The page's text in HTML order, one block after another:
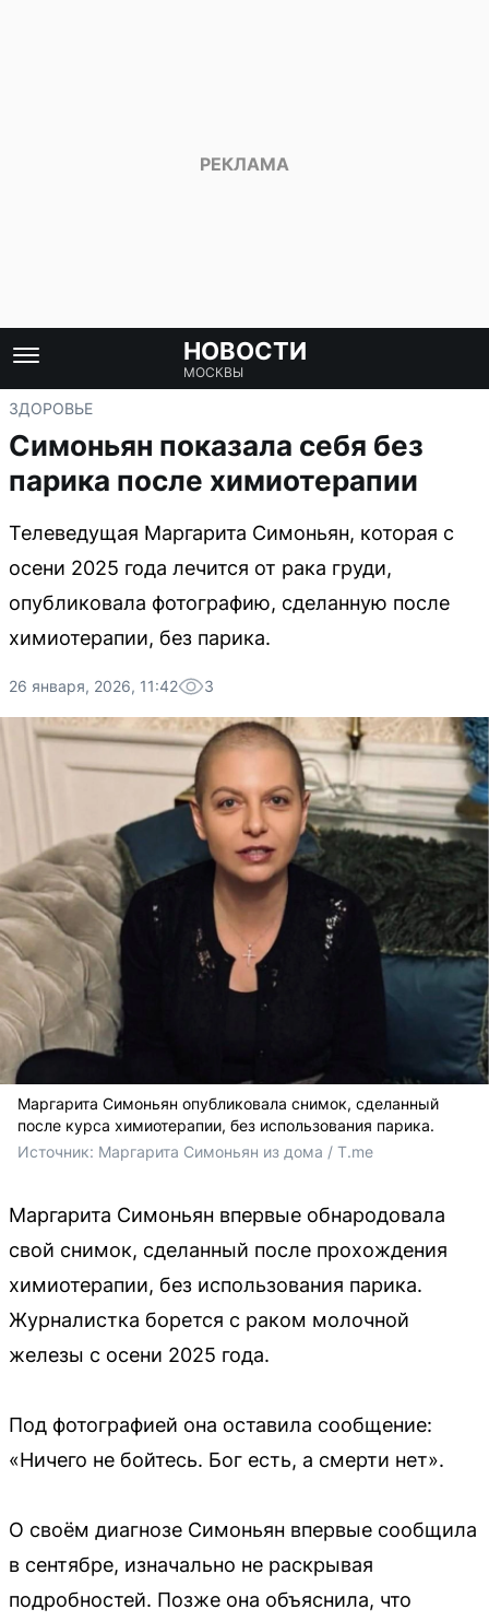
НОВОСТИ
МОСКВЫ
ЗДОРОВЬЕ
Симоньян показала себя без
парика после химиотерапии
Телеведущая Маргарита Симоньян, которая с
осени 2025 года лечится от рака груди,
опубликовала фотографию, сделанную после
химиотерапии, без парика.
26 января, 2026, 11:42 3
Маргарита Симоньян опубликовала снимок, сделанный
после курса химиотерапии, без использования парика.
Источник: Маргарита Симоньян из дома / T.me
Маргарита Симоньян впервые обнародовала
свой снимок, сделанный после прохождения
химиотерапии, без использования парика.
Журналистка борется с раком молочной
железы с осени 2025 года.
Под фотографией она оставила сообщение:
«Ничего не бойтесь. Бог есть, а смерти нет».
О своём диагнозе Симоньян впервые сообщила
в сентябре, изначально не раскрывая
подробностей. Позже она объяснила, что